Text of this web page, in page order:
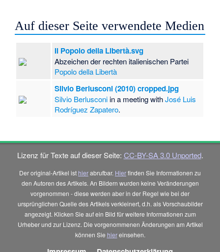
Auf dieser Seite verwendete Medien
Il Popolo della Libertà.svg
Abzeichen der rechten italienischen Partei
Popolo della Libertà
Silvio Berlusconi (2010) cropped.jpg
Silvio Berlusconi in a meeting withJosé Luis
Rodríguez Zapatero.
Lizenz für Texte auf dieser Seite: CC-BY-SA 3.0 Unported.
Der original-Artikel ist hierabrufbar. Hierfinden Sie Informationen zu
den Autoren des Artikels. An Bildern wurden keine Veränderungen
vorgenommen - diese werden aber in der Regel wie bei der
ursprünglichen Quelle des Artikels verkleinert, d.h. als Vorschaubilder
angezeigt. Klicken Sie auf ein Bild für weitere Informationen zum
Urheber und zur Lizenz. Die vorgenommenen Änderungen am Artikel
können Sie hiereinsehen.